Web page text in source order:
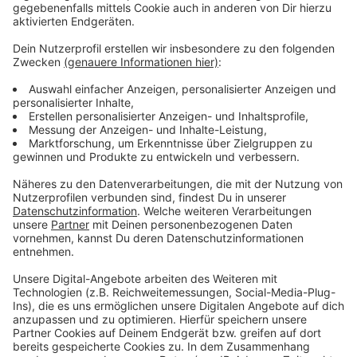
Zwar hatte eine Mehrheit der Wähler für eine
Verlängerung des Projektes PRIMUS-Schule um drei
Jahre gestimmt. Unterm Strich hatten sich aber nicht
genug Viersener an dem Votum beteiligt. Somit läuft
das Schulprojekt in den nächsten zehn Jahren aus.
Kommenden Dienstag (22.08.) soll das
Abstimmungsergebnis durch den Viersener Stadtrat
auf offiziell gültig werden.
Die Stadt Viersen selbst sieht ihren Ratsbeschluss mit
dem Bürgerentscheid bestätigt. Man wolle das
Projekt nicht beenden, weil man es nicht wolle -
sondern weil diese Schulform nicht angenommen
werde. Das führe zu Verwerfungen in der
Schullandschaft, so Viersens Bürgermeisterin Sabine
Anemüller.
Anzeige